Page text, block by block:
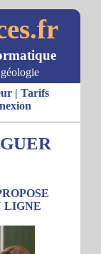
| Tarifs
LIGNE